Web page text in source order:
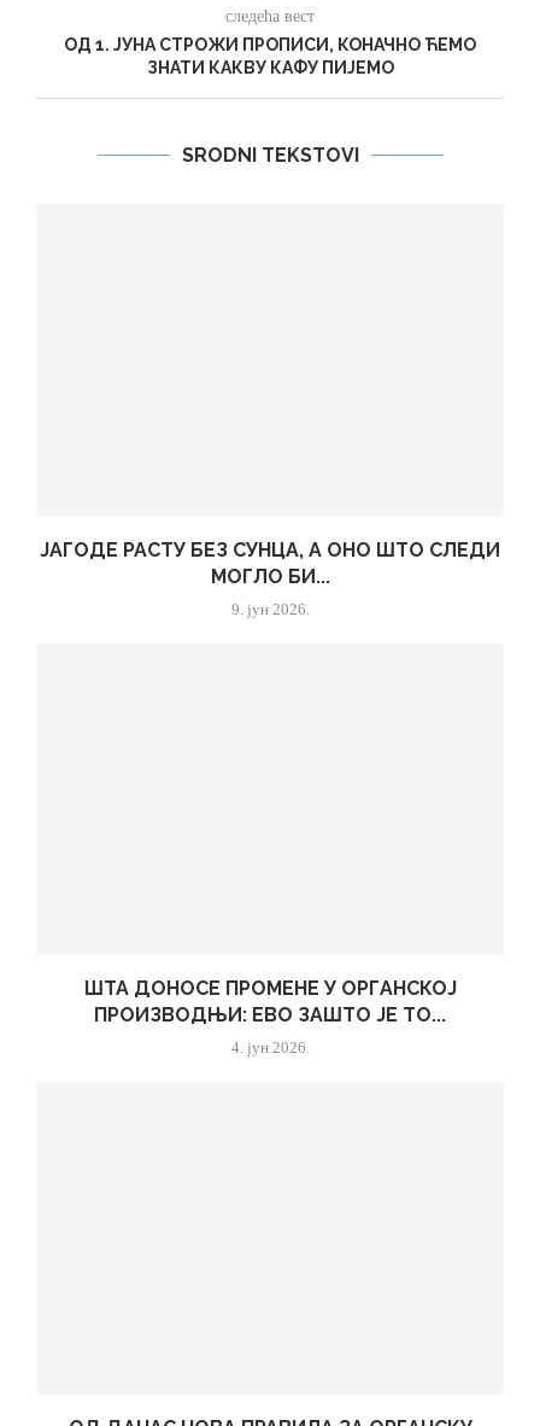
следећа вест
ОД 1. ЈУНА СТРОЖИ ПРОПИСИ, КОНАЧНО ЋЕМО
ЗНАТИ КАКВУ КАФУ ПИЈЕМО
SRODNI TEKSTOVI
ЈАГОДЕ РАСТУ БЕЗ СУНЦА, А ОНО ШТО СЛЕДИ
МОГЛО БИ...
9. јун 2026.
ШТА ДОНОСЕ ПРОМЕНЕ У ОРГАНСКОЈ
ПРОИЗВОДЊИ: ЕВО ЗАШТО ЈЕ ТО...
4. јун 2026.